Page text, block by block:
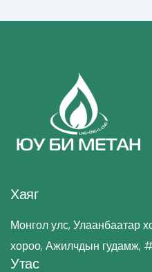
Хаяг
Монгол улс, Улаанбаатар
хороо, Ажилчдын гудамж,
Утас